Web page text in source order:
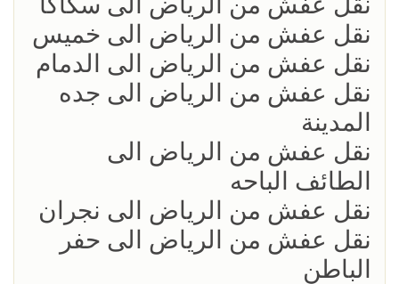
نقل عفش من الرياض الى خميس
نقل عفش من الرياض الى الدمام
نقل عفش من الرياض الى جده
المدينة
نقل عفش من الرياض الى
الطائف الباحه
نقل عفش من الرياض الى نجران
نقل عفش من الرياض الى حفر
الباطن